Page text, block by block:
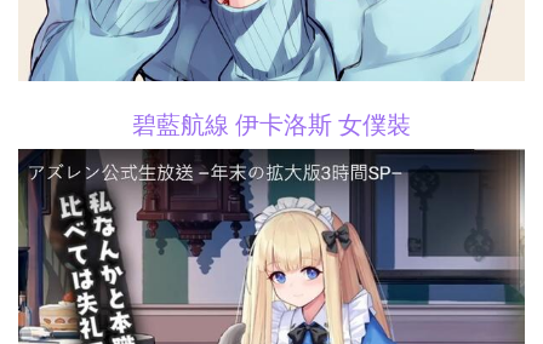
碧藍航線 伊卡洛斯 女僕裝